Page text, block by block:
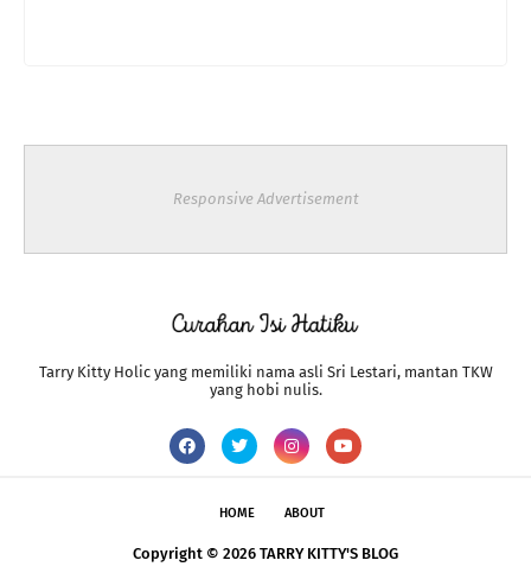
Responsive Advertisement
Tarry Kitty Holic yang memiliki nama asli Sri Lestari, mantan TKW
yang hobi nulis.
HOME ABOUT
Copyright © 2026 TARRY KITTY'S BLOG